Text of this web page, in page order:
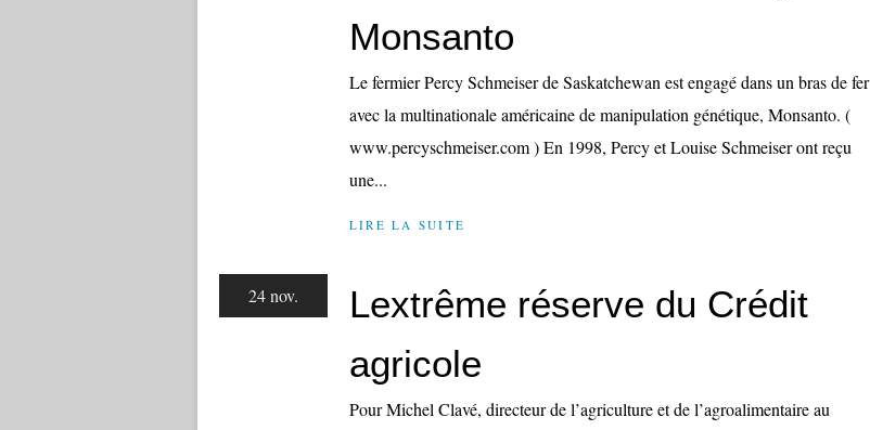
Monsanto
Le fermier Percy Schmeiser de Saskatchewan est engagé dans un bras de fer
avec la multinationale américaine de manipulation génétique, Monsanto. (
www.percyschmeiser.com) En 1998, Percy et Louise Schmeiser ont reçu
une...
LIRE LA SUITE
24 nov.
Lextrême réserve du Crédit
agricole
Pour Michel Clavé, directeur de l’agriculture et de l’agroalimentaire au